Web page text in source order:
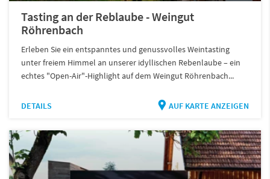
Tasting an der Reblaube - Weingut
Röhrenbach
Erleben Sie ein entspanntes und genussvolles Weintasting
unter freiem Himmel an unserer idyllischen Rebenlaube – ein
echtes "Open-Air"-Highlight auf dem Weingut Röhrenbach...
DETAILS AUF KARTE ANZEIGEN